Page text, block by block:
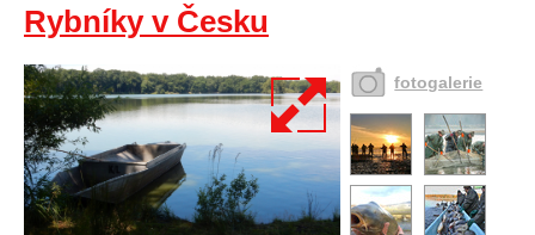
Rybníky v Česku
fotogalerie